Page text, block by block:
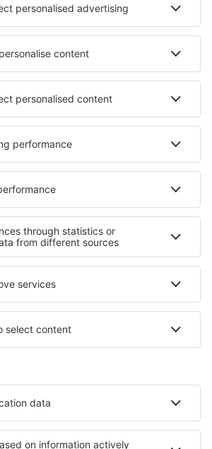
Países
web internacionales
eSky.com eDestinos.com